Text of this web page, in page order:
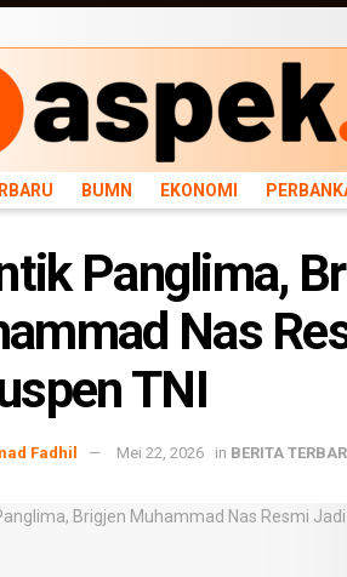
BUMN EKONOMI
Panglima,
Nas
TNI
Fadhil Mei 22, 2026 in BERITA